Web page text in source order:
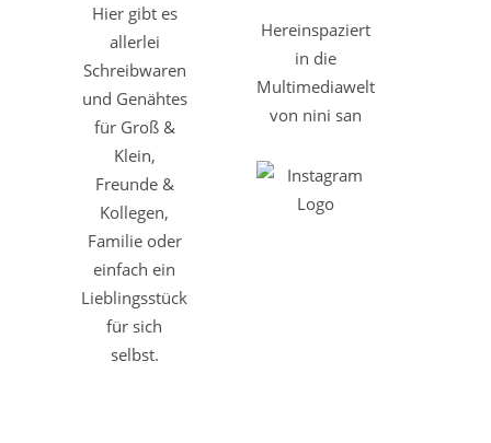
Hier gibt es
allerlei
Schreibwaren
und Genähtes
für Groß &
Klein,
Freunde &
Kollegen,
Familie oder
einfach ein
Lieblingsstück
für sich
selbst.
Hereinspaziert
in die
Multimediawelt
von nini san